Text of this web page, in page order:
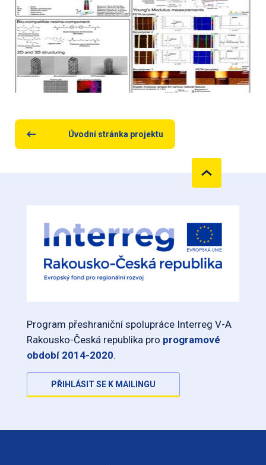
Úvodní stránka projektu
Program přeshraniční spolupráce Interreg V-A
Rakousko-Česká republika pro programové
období 2014-2020.
PŘIHLÁSIT SE K MAILINGU